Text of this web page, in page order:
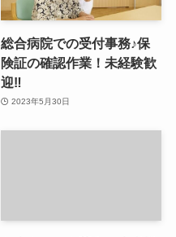
総合病院での受付事務♪保
険証の確認作業！未経験歓
迎‼
2023年5月30日